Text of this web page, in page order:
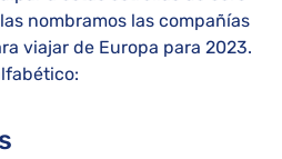
nombramos las compañías
viajar de Europa para 2023.